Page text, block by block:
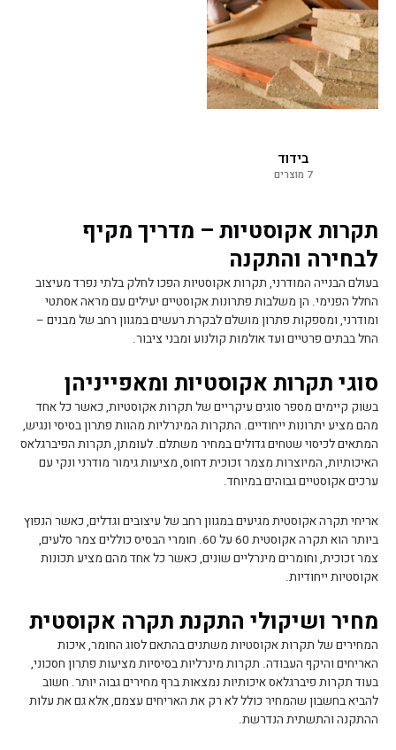
בידוד
7 מוצרים
תקרות אקוסטיות – מדריך מקיף
לבחירה והתקנה
בעולם הבנייה המודרני, תקרות אקוסטיות הפכו לחלק בלתי נפרד מעיצוב
החלל הפנימי. הן משלבות פתרונות אקוסטיים יעילים עם מראה אסתטי
ומודרני, ומספקות פתרון מושלם לבקרת רעשים במגוון רחב של מבנים –
החל בבתים פרטיים ועד אולמות קולנוע ומבני ציבור.
סוגי תקרות אקוסטיות ומאפייניהן
בשוק קיימים מספר סוגים עיקריים של תקרות אקוסטיות, כאשר כל אחד
מהם מציע יתרונות ייחודיים. התקרות המינרליות מהוות פתרון בסיסי ונגיש,
המתאים לכיסוי שטחים גדולים במחיר משתלם. לעומתן, תקרות הפיברגלאס
האיכותיות, המיוצרות מצמר זכוכית דחוס, מציעות גימור מודרני ונקי עם
ערכים אקוסטיים גבוהים במיוחד.
אריחי תקרה אקוסטית מגיעים במגוון רחב של עיצובים וגדלים, כאשר הנפוץ
ביותר הוא תקרה אקוסטית 60 על 60. חומרי הבסיס כוללים צמר סלעים,
צמר זכוכית, וחומרים מינרליים שונים, כאשר כל אחד מהם מציע תכונות
אקוסטיות ייחודיות.
מחיר ושיקולי התקנת תקרה אקוסטית
המחירים של תקרות אקוסטיות משתנים בהתאם לסוג החומר, איכות
האריחים והיקף העבודה. תקרות מינרליות בסיסיות מציעות פתרון חסכוני,
בעוד תקרות פיברגלאס איכותיות נמצאות ברף מחירים גבוה יותר. חשוב
להביא בחשבון שהמחיר כולל לא רק את האריחים עצמם, אלא גם את עלות
ההתקנה והתשתית הנדרשת.